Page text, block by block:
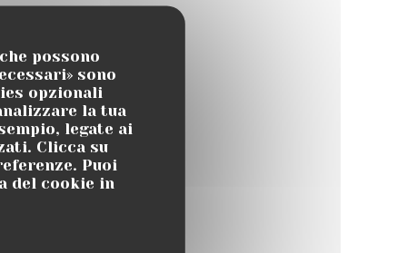
possono
sono
opzionali
la tua
legate ai
Clicca su
Puoi
del cookie in
4/5
/5